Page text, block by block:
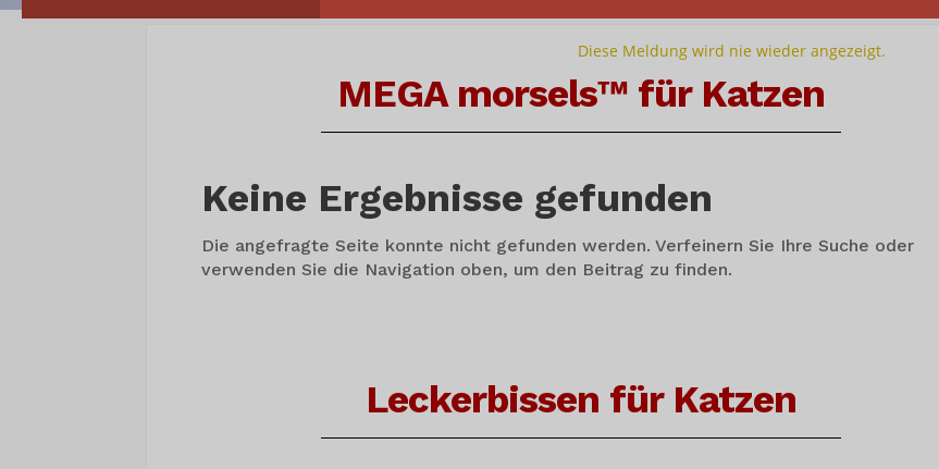
MEGA morsels™ für Katzen
Keine Ergebnisse gefunden
Die angefragte Seite konnte nicht gefunden werden. Verfeinern Sie Ihre Suche oder
verwenden Sie die Navigation oben, um den Beitrag zu finden.
Leckerbissen für Katzen
Diese Meldung wird nie wieder angezeigt.